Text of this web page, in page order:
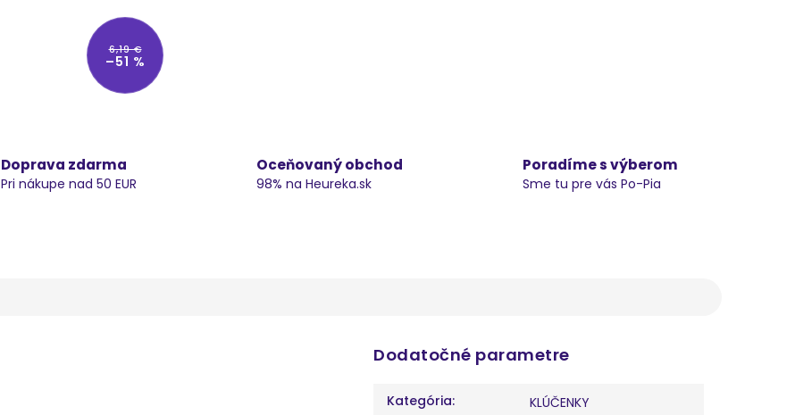
6,19 €
–51 %
Doprava zdarma
Pri nákupe nad 50 EUR
Oceňovaný obchod
98% na Heureka.sk
Poradíme s výberom
Sme tu pre vás Po-Pia
Dodatočné parametre
Kategória:
KLÚČENKY